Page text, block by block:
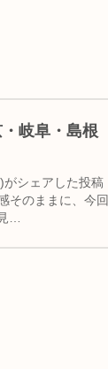
岐阜・島根
シェアした投稿
そのままに、今回
…